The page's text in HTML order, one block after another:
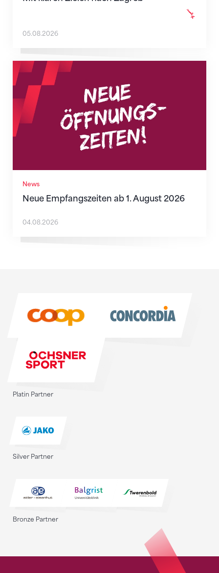
05.08.2026
News
Neue Empfangszeiten ab 1. August 2026
Neue Empfangszeiten ab 1. August 2026
04.08.2026
Platin Partner
Silver Partner
Bronze Partner